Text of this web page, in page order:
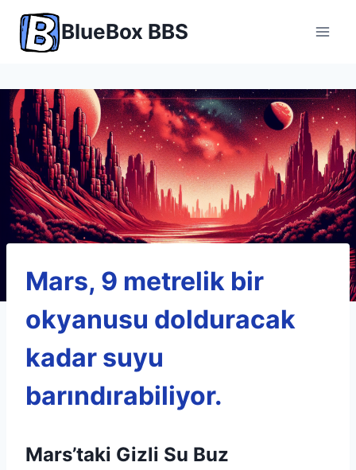
content
BlueBox BBS
Mars, 9 metrelik bir
okyanusu dolduracak
kadar suyu
barındırabiliyor.
Mars’taki Gizli Su Buz